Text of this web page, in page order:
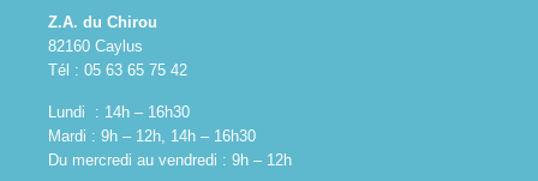
Z.A. du Chirou
82160 Caylus
Tél : 05 63 65 75 42
Lundi : 14h – 16h30
Mardi : 9h – 12h, 14h – 16h30
Du mercredi au vendredi : 9h – 12h